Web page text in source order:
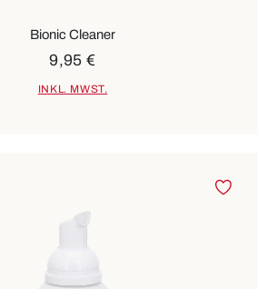
Bionic Cleaner
9,95 €
INKL. MWST.